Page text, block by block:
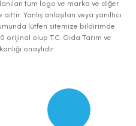
tüm logo ve marka ve diğer
Yanlış anlaşılan veya yanıltıcı
lütfen sitemize bildirimde
orijinal olup T.C. Gıda Tarım ve
onaylıdır.